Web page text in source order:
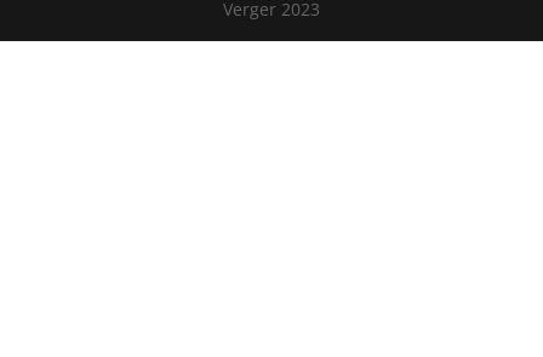
Verger 2023